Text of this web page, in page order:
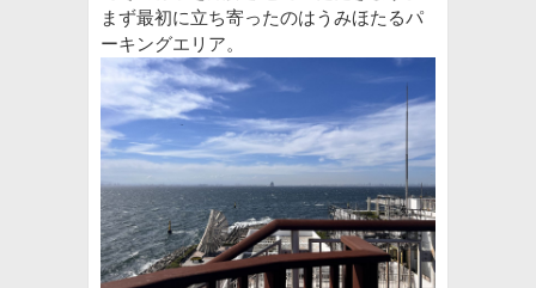
まず最初に立ち寄ったのはうみほたるパ
ーキングエリア。